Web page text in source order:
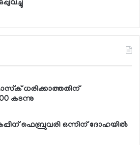
ധരിക്കാത്തതിന്
കടന്നു
ഫെബ്രുവരി ഒന്നിന് ദോഹയില്‍